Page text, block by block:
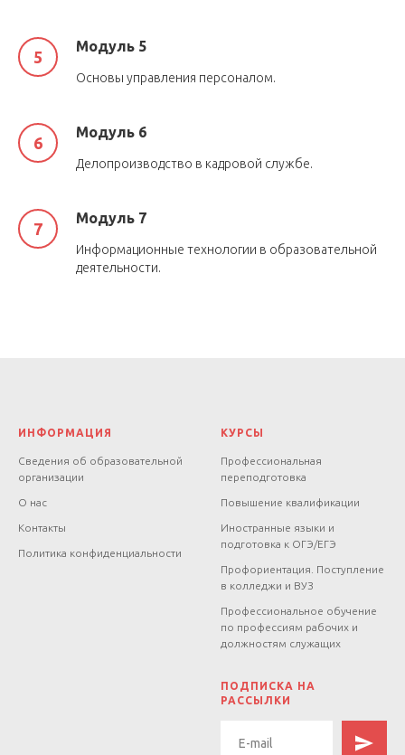
Модуль 5
Основы управления персоналом.
Модуль 6
Делопроизводство в кадровой службе.
Модуль 7
Информационные технологии в образовательной
деятельности.
ИНФОРМАЦИЯ
Сведения об образовательной
организации
О нас
Контакты
Политика конфиденциальности
КУРСЫ
Профессиональная
переподготовка
Повышение квалификации
Иностранные языки и
подготовка к ОГЭ/ЕГЭ
Профориентация. Поступление
в колледжи и ВУЗ
Профессиональное обучение
по профессиям рабочих и
должностям служащих
ПОДПИСКА НА
РАССЫЛКИ